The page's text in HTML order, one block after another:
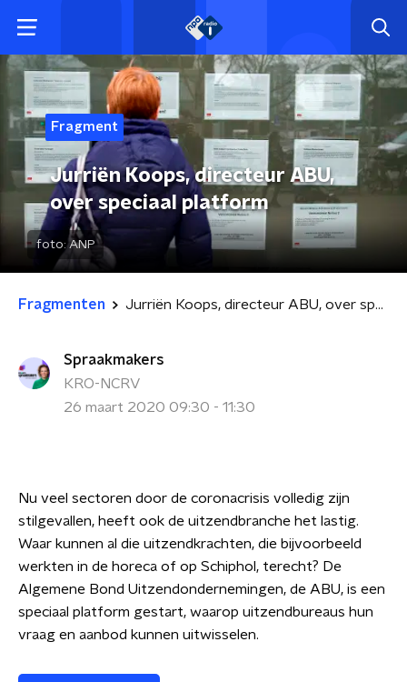
Fragment
Jurriën Koops, directeur ABU,
over speciaal platform
foto:ANP
Fragmenten Jurriën Koops, directeur ABU, over speciaal platform
Spraakmakers
KRO-NCRV
26 maart 2020 09:30 - 11:30
Nu veel sectoren door de coronacrisis volledig zijn
stilgevallen, heeft ook de uitzendbranche het lastig.
Waar kunnen al die uitzendkrachten, die bijvoorbeeld
werkten in de horeca of op Schiphol, terecht? De
Algemene Bond Uitzendondernemingen, de ABU, is een
speciaal platform gestart, waarop uitzendbureaus hun
vraag en aanbod kunnen uitwisselen.